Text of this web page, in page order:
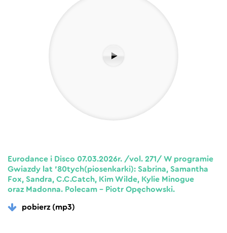
Eurodance i Disco 07.03.2026r. /vol. 271/ W programie
Gwiazdy lat ’80tych(piosenkarki): Sabrina, Samantha
Fox, Sandra, C.C.Catch, Kim Wilde, Kylie Minogue
oraz Madonna. Polecam – Piotr Opęchowski.
pobierz (mp3)